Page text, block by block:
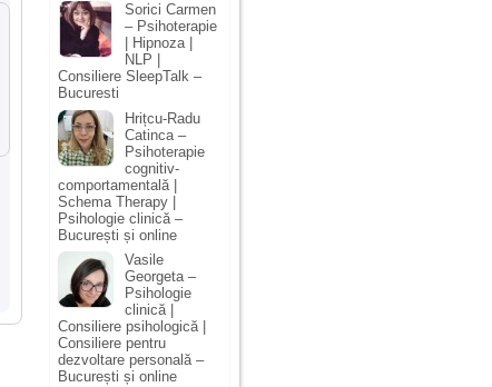
Sorici Carmen
– Psihoterapie
| Hipnoza |
NLP |
Consiliere SleepTalk –
Bucuresti
Hrițcu-Radu
Catinca –
Psihoterapie
cognitiv-
comportamentală |
Schema Therapy |
Psihologie clinică –
București și online
Vasile
Georgeta –
Psihologie
clinică |
Consiliere psihologică |
Consiliere pentru
dezvoltare personală –
București și online